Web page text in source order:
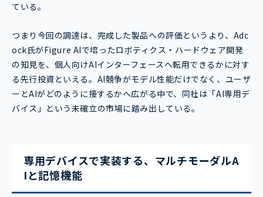
ている。
つまり今回の調達は、完成した製品への評価というより、Adc
ock氏がFigure AIで培ったロボティクス・ハードウェア開発
の知見を、個人向けAIインターフェースへ転用できるかに対す
る先行投資といえる。AI競争がモデル性能だけでなく、ユーザ
ーとAIがどのように接するかへ広がる中で、同社は「AI専用デ
バイス」という未確立の市場に踏み出している。
専用デバイスで実装する、マルチモーダルA
Iと記憶機能